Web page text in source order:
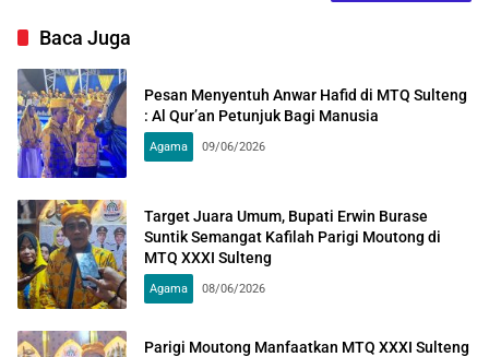
Baca Juga
Pesan Menyentuh Anwar Hafid di MTQ Sulteng
: Al Qur’an Petunjuk Bagi Manusia
Agama 09/06/2026
Target Juara Umum, Bupati Erwin Burase
Suntik Semangat Kafilah Parigi Moutong di
MTQ XXXI Sulteng
Agama 08/06/2026
Parigi Moutong Manfaatkan MTQ XXXI Sulteng